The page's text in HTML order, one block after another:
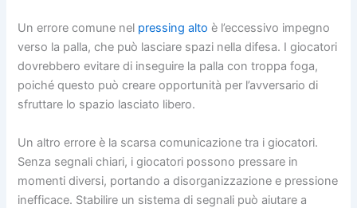
Un errore comune nel pressing alto è l’eccessivo impegno
verso la palla, che può lasciare spazi nella difesa. I giocatori
dovrebbero evitare di inseguire la palla con troppa foga,
poiché questo può creare opportunità per l’avversario di
sfruttare lo spazio lasciato libero.
Un altro errore è la scarsa comunicazione tra i giocatori.
Senza segnali chiari, i giocatori possono pressare in
momenti diversi, portando a disorganizzazione e pressione
inefficace. Stabilire un sistema di segnali può aiutare a